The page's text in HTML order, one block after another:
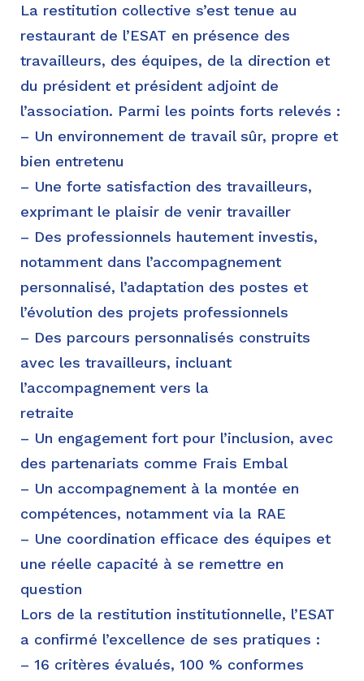
La restitution collective s’est tenue au
restaurant de l’ESAT en présence des
travailleurs, des équipes, de la direction et
du président et président adjoint de
l’association. Parmi les points forts relevés :
– Un environnement de travail sûr, propre et
bien entretenu
– Une forte satisfaction des travailleurs,
exprimant le plaisir de venir travailler
– Des professionnels hautement investis,
notamment dans l’accompagnement
personnalisé, l’adaptation des postes et
l’évolution des projets professionnels
– Des parcours personnalisés construits
avec les travailleurs, incluant
l’accompagnement vers la
retraite
– Un engagement fort pour l’inclusion, avec
des partenariats comme Frais Embal
– Un accompagnement à la montée en
compétences, notamment via la RAE
– Une coordination efficace des équipes et
une réelle capacité à se remettre en
question
Lors de la restitution institutionnelle, l’ESAT
a confirmé l’excellence de ses pratiques :
– 16 critères évalués, 100 % conformes